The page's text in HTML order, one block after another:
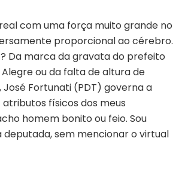
com uma força muito grande no
proporcional ao cérebro.
Da marca da gravata do prefeito
ou da falta de altura de
Fortunati (PDT) governa a
físicos dos meus
homem bonito ou feio. Sou
sem mencionar o virtual